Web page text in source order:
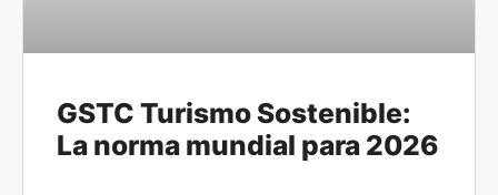
GSTC Turismo Sostenible:
La norma mundial para 2026